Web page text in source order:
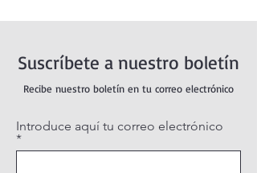
Suscríbete a nuestro boletín
Recibe nuestro boletín en tu correo electrónico
Introduce aquí tu correo electrónico